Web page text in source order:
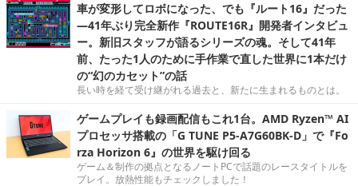
車が変形してロボになった、でも『ルート16』だった
―41年ぶり完全新作『ROUTE16R』開発者インタビュ
ー。新旧スタッフが語るシリーズの魂。そして41年
前、たった1人のために手作業で直した世界に1本だけ
の“幻のカセット”の話
長い時を経て受け継がれる過去と、新たに生まれるものとは。
ゲームプレイも録画配信もこれ1台。AMD Ryzen™ AI
プロセッサ搭載の「G TUNE P5-A7G60BK-D」で『Fo
rza Horizon 6』の世界を駆け回る
ゲーム＆制作の拠点となるノートPCで話題のレースタイトルを
プレイ。放熱性能もチェックしました！